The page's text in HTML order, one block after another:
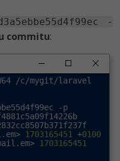
-
commitu:
/c/mygit/laravel
-p
> 1703165451 +0100
>
1703165451